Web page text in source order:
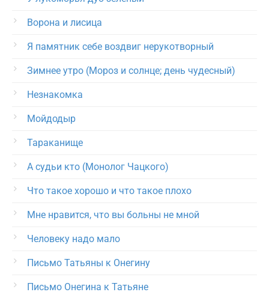
Ворона и лисица
Я памятник себе воздвиг нерукотворный
Зимнее утро (Мороз и солнце; день чудесный)
Незнакомка
Мойдодыр
Тараканище
А судьи кто (Монолог Чацкого)
Что такое хорошо и что такое плохо
Мне нравится, что вы больны не мной
Человеку надо мало
Письмо Татьяны к Онегину
Письмо Онегина к Татьяне